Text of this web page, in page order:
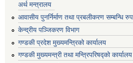
अर्थ मन्त्रालय
आवासीय पुनर्निर्माण तथा प्रबलीकरण सम्बन्धि
केन्द्रीय पञ्जिकरण विभाग
गण्डकी प्रदेश मुख्यमन्त्रिको कार्यालय
गण्डकी मुख्यमन्त्री तथा मन्त्रिपरिषद्को कार्यालय